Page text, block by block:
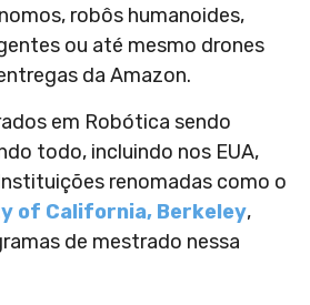
robôs humanoides,
ou até mesmo drones
da Amazon.
em Robótica sendo
todo, incluindo nos EUA,
renomadas como o
of California, Berkeley,
de mestrado nessa